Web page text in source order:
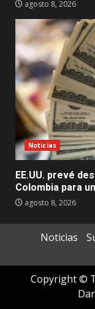
agosto 8, 2026
Noticias
EE.UU. prevé
Colombia para
agosto 8, 2026
Noticias
Copyright ©